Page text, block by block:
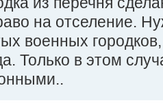
на отселение.
военных
Только в этом